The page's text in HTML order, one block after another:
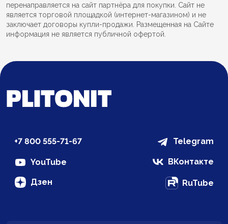
перенаправляется на сайт партнёра для покупки. Сайт не
является торговой площадкой (интернет-магазином) и не
заключает договоры купли-продажи. Размещенная на Сайте
информация не является публичной офертой.
+7 800 555-71-67 Telegram
YouTube ВКонтакте
Дзен RuTube